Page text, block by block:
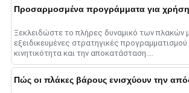
Προσαρμοσμένα προγράμματα για
Ξεκλειδώστε το πλήρες δυναμικό των πλακών
εξειδικευμένες στρατηγικές προγραμματισμού
κινητικότητα και την αποκατάσταση....